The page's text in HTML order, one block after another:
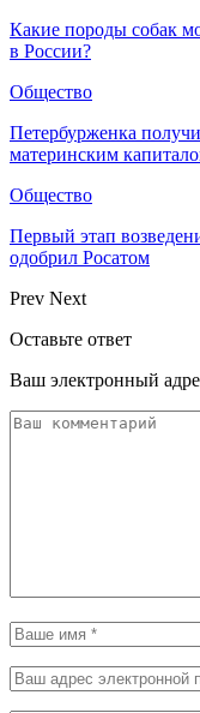
Какие породы собак
в России?
Общество
Петербурженка
материнским
Общество
Первый этап
одобрил Росатом
Prev Next
Оставьте ответ
Ваш электронный